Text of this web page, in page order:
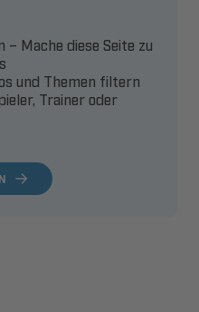
Mache diese Seite zu
und Themen filtern
Trainer oder